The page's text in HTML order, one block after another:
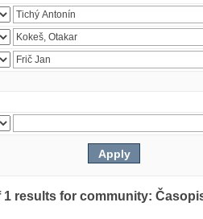
results for community: